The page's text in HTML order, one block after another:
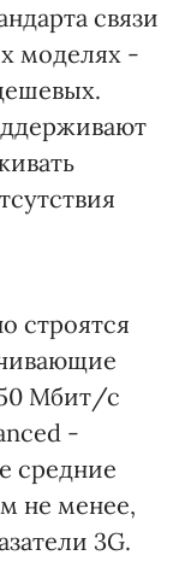
связи
моделях -
строятся
Мбит/с
-
средние
не менее,
3G.